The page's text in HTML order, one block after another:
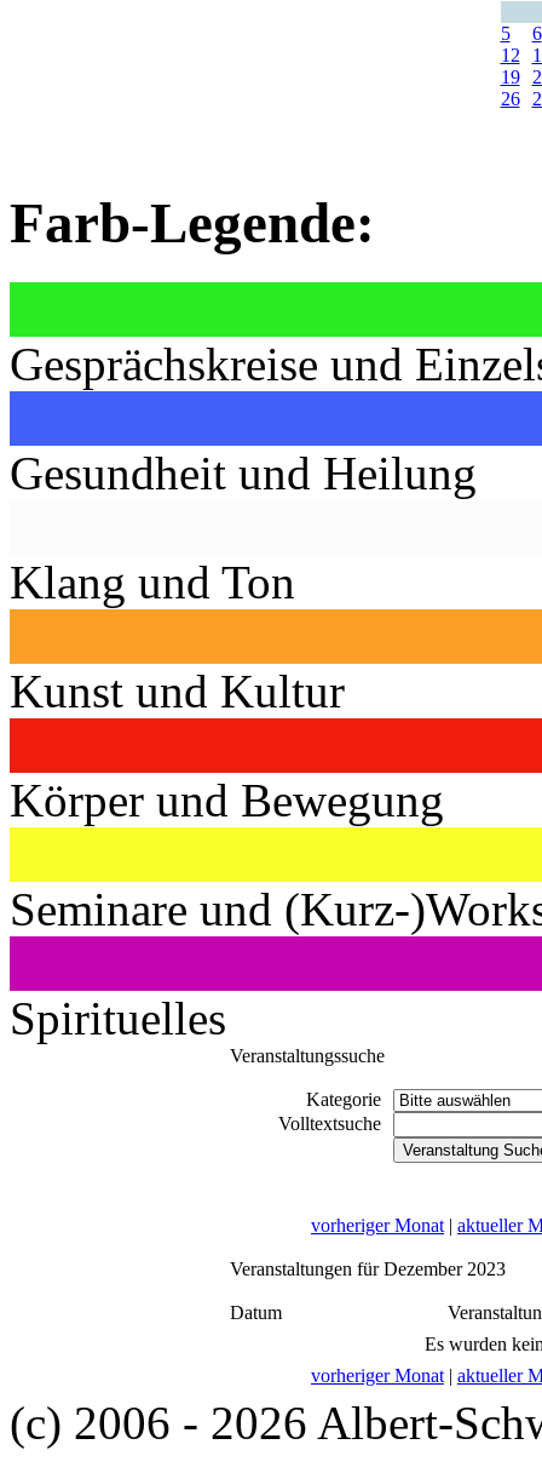
5
6
12
19
26
Farb-Legende:
Gesprächskreise und
Gesundheit und Heilung
Klang und Ton
Kunst und Kultur
Körper und Bewegung
Seminare und (Kurz-
Spirituelles
Veranstaltungssuche
Kategorie
Volltextsuche
vorheriger Monat | aktueller
Veranstaltungen für Dezember 2023
Datum
Es wurden
vorheriger Monat | aktueller
(c) 2006 - 2026 Albert-